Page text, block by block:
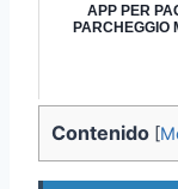
APP PER
PARCHEGGIO
Contenido [